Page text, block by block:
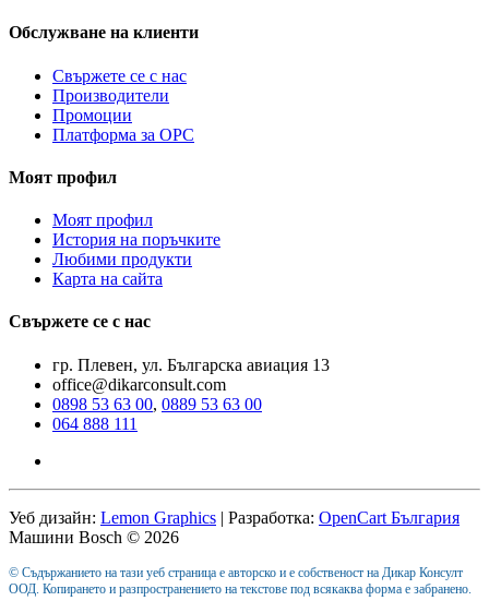
Обслужване на клиенти
Свържете се с нас
Производители
Промоции
Платформа за ОРС
Моят профил
Моят профил
История на поръчките
Любими продукти
Карта на сайта
Свържете се с нас
гр. Плевен, ул. Българска авиация 13
office@dikarconsult.com
0898 53 63 00, 0889 53 63 00
064 888 111
Уеб дизайн: Lemon Graphics | Разработка: OpenCart България
Машини Bosch © 2026
© Съдържанието на тази уеб страница е авторско и е собственост на Дикар Консулт
ООД. Копирането и разпространението на текстове под всякаква форма е забранено.